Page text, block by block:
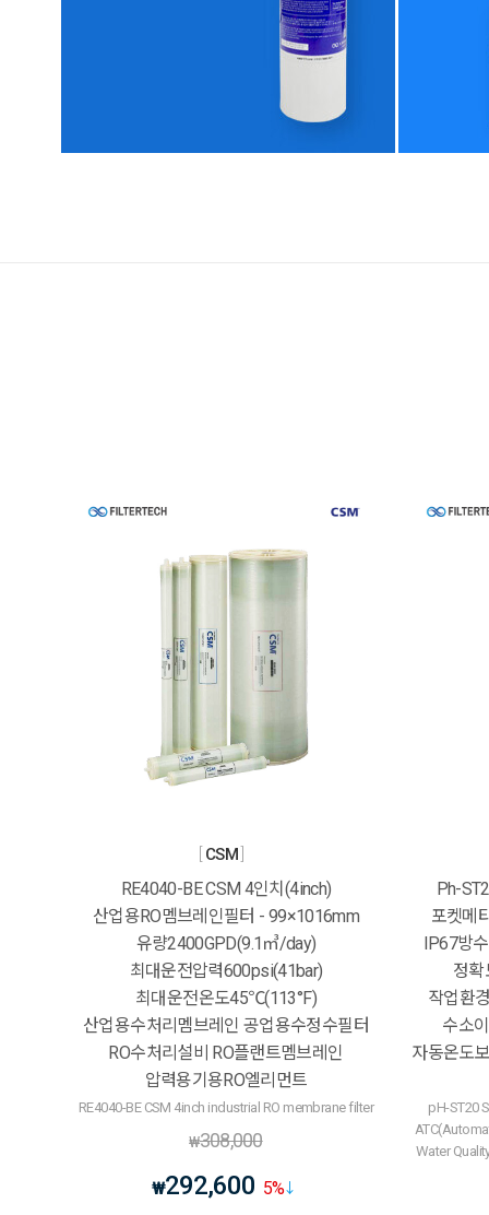
CSM
RE4040-BE CSM 4인치(4inch)
산업용RO멤브레인필터 - 99×1016mm
유량2400GPD(9.1㎥/day)
최대운전압력600psi(41bar)
최대운전온도45℃(113°F)
산업용수처리멤브레인 공업용수정수필터
RO수처리설비 RO플랜트멤브레인
압력용기용RO엘리먼트
RE4040-BE CSM 4inch industrial RO membrane filter
₩308,000
₩292,600 5%
Ph-
포켓메
IP67방
정
작업환
수소
자동온도
pH-ST20
Water